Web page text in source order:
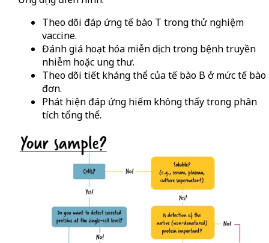
Theo dõi đáp ứng tế bào T trong thử nghiệm
vaccine.
Đánh giá hoạt hóa miễn dịch trong bệnh truyền
nhiễm hoặc ung thư.
Theo dõi tiết kháng thể của tế bào B ở mức tế bào
đơn.
Phát hiện đáp ứng hiếm không thấy trong phân
tích tổng thể.